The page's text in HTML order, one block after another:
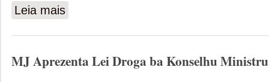
Leia mais
MJ Aprezenta Lei Droga ba Konselhu Ministru